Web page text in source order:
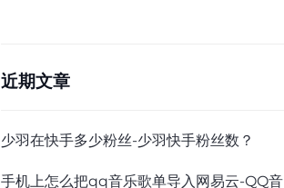
近期文章
少羽在快手多少粉丝-少羽快手粉丝数？
手机上怎么把qq音乐歌单导入网易云-QQ音